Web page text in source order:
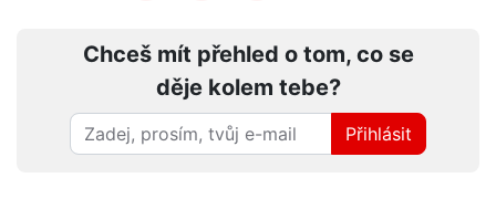
Chceš mít přehled o tom, co se
děje kolem tebe?
Přihlásit